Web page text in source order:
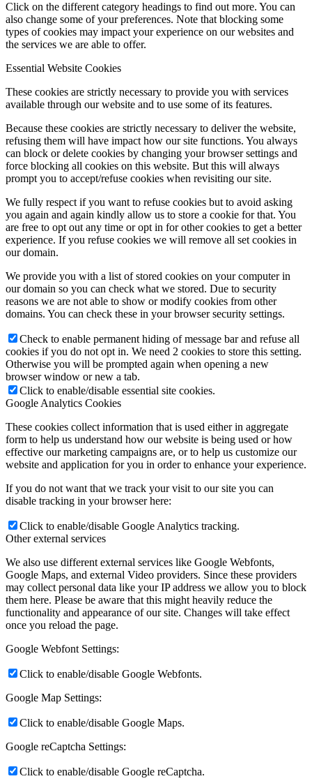
Click on the different category headings to find out more. You can
also change some of your preferences. Note that blocking some
types of cookies may impact your experience on our websites and
the services we are able to offer.
Essential Website Cookies
These cookies are strictly necessary to provide you with services
available through our website and to use some of its features.
Because these cookies are strictly necessary to deliver the website,
refusing them will have impact how our site functions. You always
can block or delete cookies by changing your browser settings and
force blocking all cookies on this website. But this will always
prompt you to accept/refuse cookies when revisiting our site.
We fully respect if you want to refuse cookies but to avoid asking
you again and again kindly allow us to store a cookie for that. You
are free to opt out any time or opt in for other cookies to get a better
experience. If you refuse cookies we will remove all set cookies in
our domain.
We provide you with a list of stored cookies on your computer in
our domain so you can check what we stored. Due to security
reasons we are not able to show or modify cookies from other
domains. You can check these in your browser security settings.
Check to enable permanent hiding of message bar and refuse all
cookies if you do not opt in. We need 2 cookies to store this setting.
Otherwise you will be prompted again when opening a new
browser window or new a tab.
Click to enable/disable essential site cookies.
Google Analytics Cookies
These cookies collect information that is used either in aggregate
form to help us understand how our website is being used or how
effective our marketing campaigns are, or to help us customize our
website and application for you in order to enhance your experience.
If you do not want that we track your visit to our site you can
disable tracking in your browser here:
Click to enable/disable Google Analytics tracking.
Other external services
We also use different external services like Google Webfonts,
Google Maps, and external Video providers. Since these providers
may collect personal data like your IP address we allow you to block
them here. Please be aware that this might heavily reduce the
functionality and appearance of our site. Changes will take effect
once you reload the page.
Google Webfont Settings:
Click to enable/disable Google Webfonts.
Google Map Settings:
Click to enable/disable Google Maps.
Google reCaptcha Settings:
Click to enable/disable Google reCaptcha.